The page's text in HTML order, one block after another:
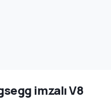
imzalı V8